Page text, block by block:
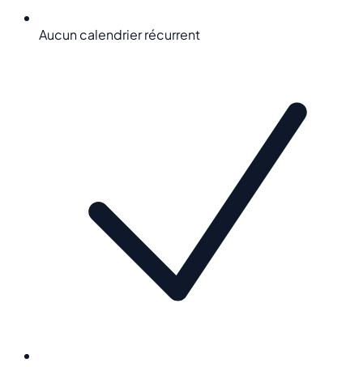
Aucun calendrier récurrent